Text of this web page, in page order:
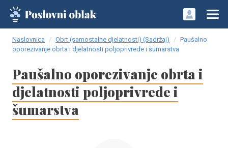
Naslovnica Obrt (samostalne djelatnosti) (Sadržaj)
Paušalno
oporezivanje obrta i djelatnosti poljoprivrede i šumarstva
Paušalno oporezivanje obrta i
djelatnosti poljoprivrede i
šumarstva